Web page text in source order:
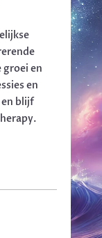
en
en
en blijf